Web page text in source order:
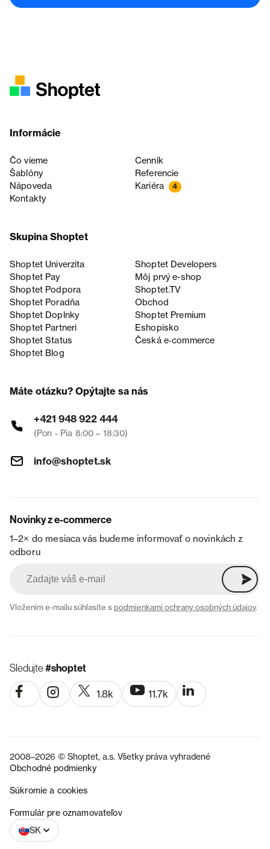
Informácie
Čo vieme
Cenník
Šablóny
Referencie
Nápoveda
Kariéra 4
Kontakty
Skupina Shoptet
Shoptet Univerzita
Shoptet Developers
Shoptet Pay
Môj prvý e-shop
Shoptet Podpora
Shoptet.TV
Shoptet Poradňa
Obchod
Shoptet Doplnky
Shoptet Premium
Shoptet Partneri
Eshopisko
Shoptet Status
Česká e‑commerce
Shoptet Blog
Máte otázku? Opýtajte sa nás
+421 948 922 444
(Pon - Pia 8:00 – 18:30)
info@shoptet.sk
Novinky z e-commerce
1–2× do mesiaca vás budeme informovať o novinkách z
odboru
Vložením e-mailu súhlasíte spodmienkami ochrany osobných údajov.
Sledujte#shoptet
1.8k 11.7k
2008–2026 © Shoptet, a.s. Všetky práva vyhradené
Obchodné podmienky
Súkromie a cookies
Formulár pre oznamovateľov
SK